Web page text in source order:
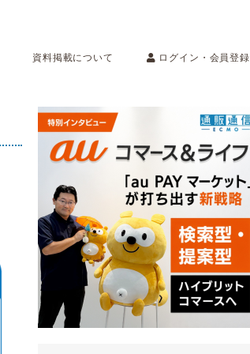
資料掲載について
ログイン・会員登録